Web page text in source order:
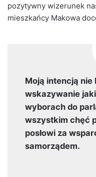
pozytywny wizerunek
mieszkańcy Makowa
Moją intencją nie
wskazywanie
wyborach do
wszystkim chęć
posłowi za
samorządem.